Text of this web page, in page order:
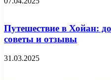
Путешествие в Хойан:
советы и отзывы
31.03.2025